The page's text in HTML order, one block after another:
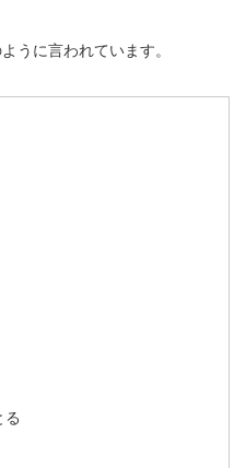
うに言われています。
る